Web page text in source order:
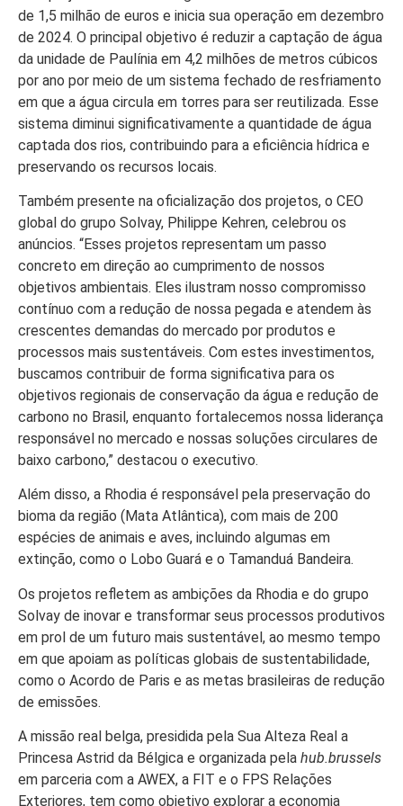
de 1,5 milhão de euros e inicia sua operação em dezembro
de 2024. O principal objetivo é reduzir a captação de água
da unidade de Paulínia em 4,2 milhões de metros cúbicos
por ano por meio de um sistema fechado de resfriamento
em que a água circula em torres para ser reutilizada. Esse
sistema diminui significativamente a quantidade de água
captada dos rios, contribuindo para a eficiência hídrica e
preservando os recursos locais.
Também presente na oficialização dos projetos, o CEO
global do grupo Solvay, Philippe Kehren, celebrou os
anúncios. “Esses projetos representam um passo
concreto em direção ao cumprimento de nossos
objetivos ambientais. Eles ilustram nosso compromisso
contínuo com a redução de nossa pegada e atendem às
crescentes demandas do mercado por produtos e
processos mais sustentáveis. Com estes investimentos,
buscamos contribuir de forma significativa para os
objetivos regionais de conservação da água e redução de
carbono no Brasil, enquanto fortalecemos nossa liderança
responsável no mercado e nossas soluções circulares de
baixo carbono,” destacou o executivo.
Além disso, a Rhodia é responsável pela preservação do
bioma da região (Mata Atlântica), com mais de 200
espécies de animais e aves, incluindo algumas em
extinção, como o Lobo Guará e o Tamanduá Bandeira.
Os projetos refletem as ambições da Rhodia e do grupo
Solvay de inovar e transformar seus processos produtivos
em prol de um futuro mais sustentável, ao mesmo tempo
em que apoiam as políticas globais de sustentabilidade,
como o Acordo de Paris e as metas brasileiras de redução
de emissões.
A missão real belga, presidida pela Sua Alteza Real a
Princesa Astrid da Bélgica e organizada pela hub.brussels
em parceria com a AWEX, a FIT e o FPS Relações
Exteriores, tem como objetivo explorar a economia